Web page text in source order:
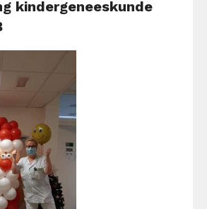
kindergeneeskunde